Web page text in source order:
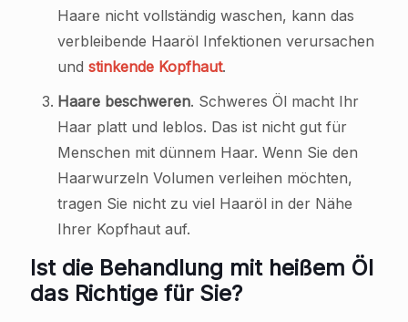
Haare nicht vollständig waschen, kann das
verbleibende Haaröl Infektionen verursachen
und stinkende Kopfhaut.
Haare beschweren. Schweres Öl macht Ihr
Haar platt und leblos. Das ist nicht gut für
Menschen mit dünnem Haar. Wenn Sie den
Haarwurzeln Volumen verleihen möchten,
tragen Sie nicht zu viel Haaröl in der Nähe
Ihrer Kopfhaut auf.
Ist die Behandlung mit heißem Öl
das Richtige für Sie?